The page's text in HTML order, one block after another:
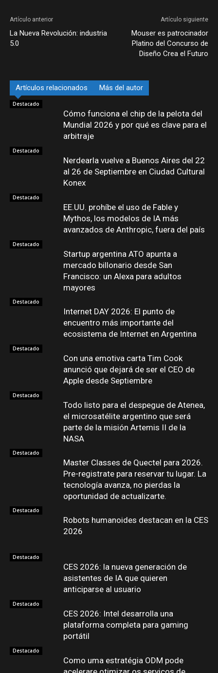
Artículo anterior
La Nueva Revolución: industria
5.0
Artículo siguiente
Mouser es patrocinador
Platino del Concurso de
Diseño Crea el Futuro
Artículos relacionados Más del autor
Destacado
Cómo funciona el chip de la pelota del
Mundial 2026 y por qué es clave para el
arbitraje
Destacado
Nerdearla vuelve a Buenos Aires del 22
al 26 de Septiembre en Ciudad Cultural
Konex
Destacado
EE.UU. prohíbe el uso de Fable y
Mythos, los modelos de IA más
avanzados de Anthropic, fuera del país
Destacado
Startup argentina ATO apunta a
mercado billonario desde San
Francisco: un Alexa para adultos
mayores
Destacado
Internet DAY 2026: El punto de
encuentro más importante del
ecosistema de Internet en Argentina
Destacado
Con una emotiva carta Tim Cook
anunció que dejará de ser el CEO de
Apple desde Septiembre
Destacado
Todo listo para el despegue de Atenea,
el microsatélite argentino que será
parte de la misión Artemis II de la
NASA
Destacado
Master Classes de Quectel para 2026.
Pre-registrate para reservar tu lugar. La
tecnología avanza, no pierdas la
oportunidad de actualizarte.
Destacado
Robots humanoides destacan en la CES
2026
Destacado
CES 2026: la nueva generación de
asistentes de IA que quieren
anticiparse al usuario
Destacado
CES 2026: Intel desarrolla una
plataforma completa para gaming
portátil
Destacado
Como uma estratégia ODM pode